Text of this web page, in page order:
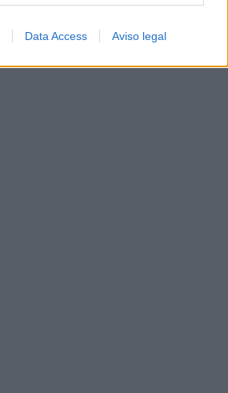
Data Access Aviso legal